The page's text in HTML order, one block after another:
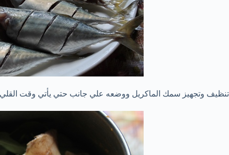
تنظيف وتجهيز سمك الماكريل ووضعه علي جانب حتي يأتي وقت